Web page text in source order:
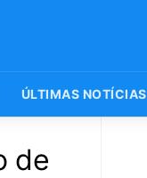
ÚLTIMAS NOTÍCIAS
de